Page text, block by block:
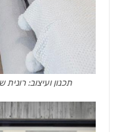
תכנון ועיצוב: